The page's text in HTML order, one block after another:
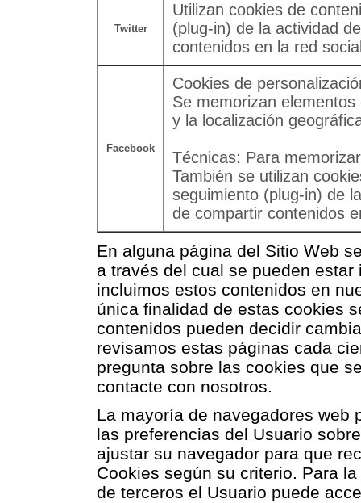
Twitter
Utilizan cookies de
(plug-in) de la actividad
contenidos en la red
Facebook
Cookies de
Se memorizan
y la localización
Técnicas: Para
También se utilizan
seguimiento (plug-in) de
de compartir contenidos
En alguna página del Sitio Web
a través del cual se pueden
incluimos estos contenidos en
única finalidad de estas cookies
contenidos pueden decidir
revisamos estas páginas cada
pregunta sobre las cookies que
contacte con nosotros.
La mayoría de navegadores web
las preferencias del Usuario
ajustar su navegador para que
Cookies según su criterio. Para
de terceros el Usuario puede